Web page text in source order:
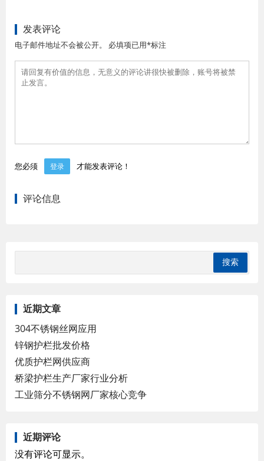
发表评论
电子邮件地址不会被公开。 必填项已用*标注
您必须 登录 才能发表评论！
评论信息
近期文章
304不锈钢丝网应用
锌钢护栏批发价格
优质护栏网供应商
桥梁护栏生产厂家行业分析
工业筛分不锈钢网厂家核心竞争
近期评论
没有评论可显示。